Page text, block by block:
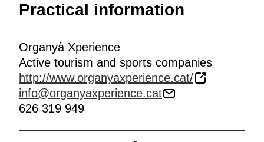
Practical information
Organyà Xperience
Active tourism and sports companies
http://www.organyaxperience.cat/
info@organyaxperience.cat
626 319 949